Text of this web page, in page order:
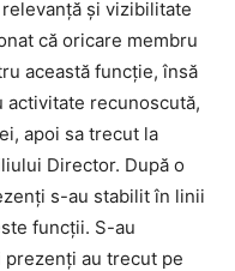
și vizibilitate
că oricare membru
această funcție, însă
activitate recunoscută,
apoi sa trecut la
Director. După o
s-au stabilit în linii
funcții. S-au
au trecut pe